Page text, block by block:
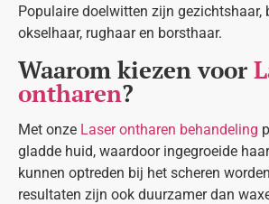
Populaire doelwitten zijn gezichtshaar,
okselhaar, rughaar en borsthaar.
Waarom kiezen voor
ontharen?
Met onze Laser ontharen behandeling
gladde huid, waardoor ingegroeide
kunnen optreden bij het scheren
resultaten zijn ook duurzamer dan